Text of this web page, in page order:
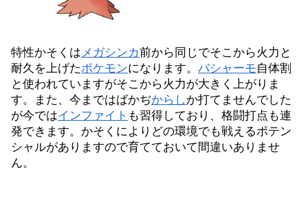
特性かそくはメガシンカ前から同じでそこから火力と
耐久を上げたポケモンになります。 バシャーモ自体割
と使われていますがそこから火力が大きく上がりま
す。また、今まではばかぢからしか打てませんでした
が今ではインファイト も習得しており、格闘打点も連
発できます。かそくによりどの環境でも戦えるポテン
シャルがありますので育てておいて間違いありませ
ん。